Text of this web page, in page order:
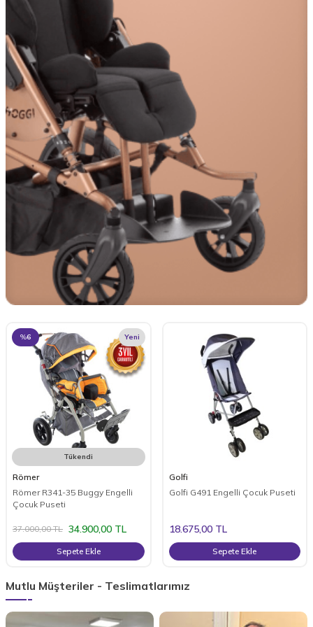
%6 Yeni
Tükendi
Römer
Römer R341-35 Buggy Engelli
Çocuk Puseti
37.000,00TL 34.900,00 TL
Sepete Ekle
Golfi
Golfi G491 Engelli Çocuk Puseti
18.675,00TL
Sepete Ekle
Mutlu Müşteriler - Teslimatlarımız